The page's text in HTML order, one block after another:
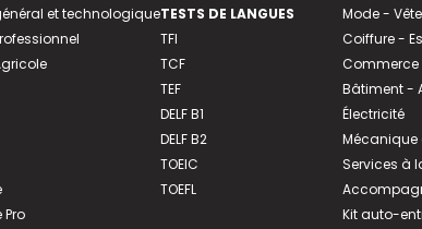
et technologique
Pro
TESTS DE LANGUES
TFI
TCF
TEF
DELF B1
DELF B2
TOEIC
TOEFL
Mode -
Coiffure -
Commerce
Bâtiment -
Électricité
Services à
Kit auto-